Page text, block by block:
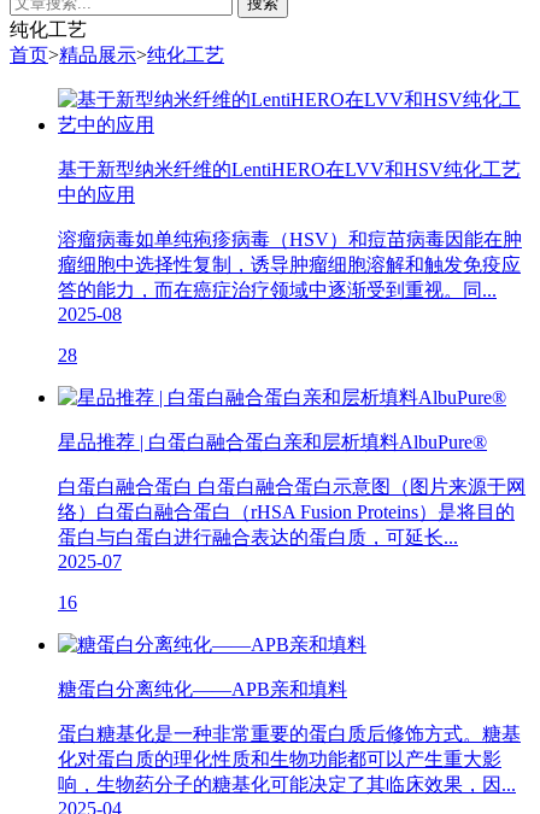
纯化工艺
首页>精品展示>纯化工艺
基于新型纳米纤维的LentiHERO在LVV和HSV纯化工艺
中的应用
溶瘤病毒如单纯疱疹病毒（HSV）和痘苗病毒因能在肿
瘤细胞中选择性复制，诱导肿瘤细胞溶解和触发免疫应
答的能力，而在癌症治疗领域中逐渐受到重视。同...
2025-08
28
星品推荐 | 白蛋白融合蛋白亲和层析填料AlbuPure®
白蛋白融合蛋白 白蛋白融合蛋白示意图（图片来源于网
络）白蛋白融合蛋白（rHSA Fusion Proteins）是将目的
蛋白与白蛋白进行融合表达的蛋白质，可延长...
2025-07
16
糖蛋白分离纯化——APB亲和填料
蛋白糖基化是一种非常重要的蛋白质后修饰方式。糖基
化对蛋白质的理化性质和生物功能都可以产生重大影
响，生物药分子的糖基化可能决定了其临床效果，因...
2025-04